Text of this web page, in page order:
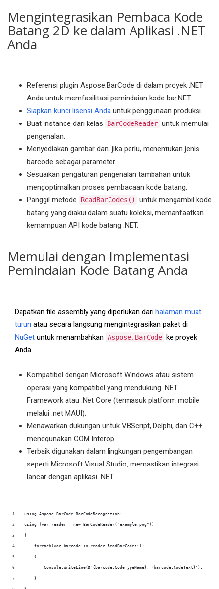
Mengintegrasikan Pembaca Kode
Batang 2D ke dalam Aplikasi .NET
Anda
Referensi plugin Aspose.BarCode di dalam proyek .NET
Anda untuk memfasilitasi pemindaian kode bar.NET.
Siapkan kunci lisensi Anda untuk penggunaan produksi.
Buat instance dari kelas
BarCodeReader untuk memulai
pengenalan.
Menyediakan gambar dan, jika perlu, menentukan jenis
barcode sebagai parameter.
Sesuaikan pengaturan pengenalan tambahan untuk
mengoptimalkan proses pembacaan kode batang.
Panggil metode
ReadBarCodes()
untuk mengambil kode
batang yang diakui dalam suatu koleksi, memanfaatkan
kemampuan API kode batang .NET.
Memulai dengan Implementasi
Pemindaian Kode Batang Anda
Dapatkan file assembly yang diperlukan dari halaman muat
turun atau secara langsung mengintegrasikan paket di
NuGet untuk menambahkan Aspose.BarCode ke proyek
Anda.
Kompatibel dengan Microsoft Windows atau sistem
operasi yang kompatibel yang mendukung .NET
Framework atau .Net Core (termasuk platform mobile
melalui .net MAUI).
Menawarkan dukungan untuk VBScript, Delphi, dan C++
menggunakan COM Interop.
Terbaik digunakan dalam lingkungan pengembangan
seperti Microsoft Visual Studio, memastikan integrasi
lancar dengan aplikasi .NET.
using Aspose.BarCode.BarCodeRecognition;
using (var reader = new BarCodeReader("example.png"))
{
    foreach(var barcode in reader.ReadBarCodes())
    {
        Console.WriteLine($"{barcode.CodeTypeName}: {barcode.CodeText}");
    }